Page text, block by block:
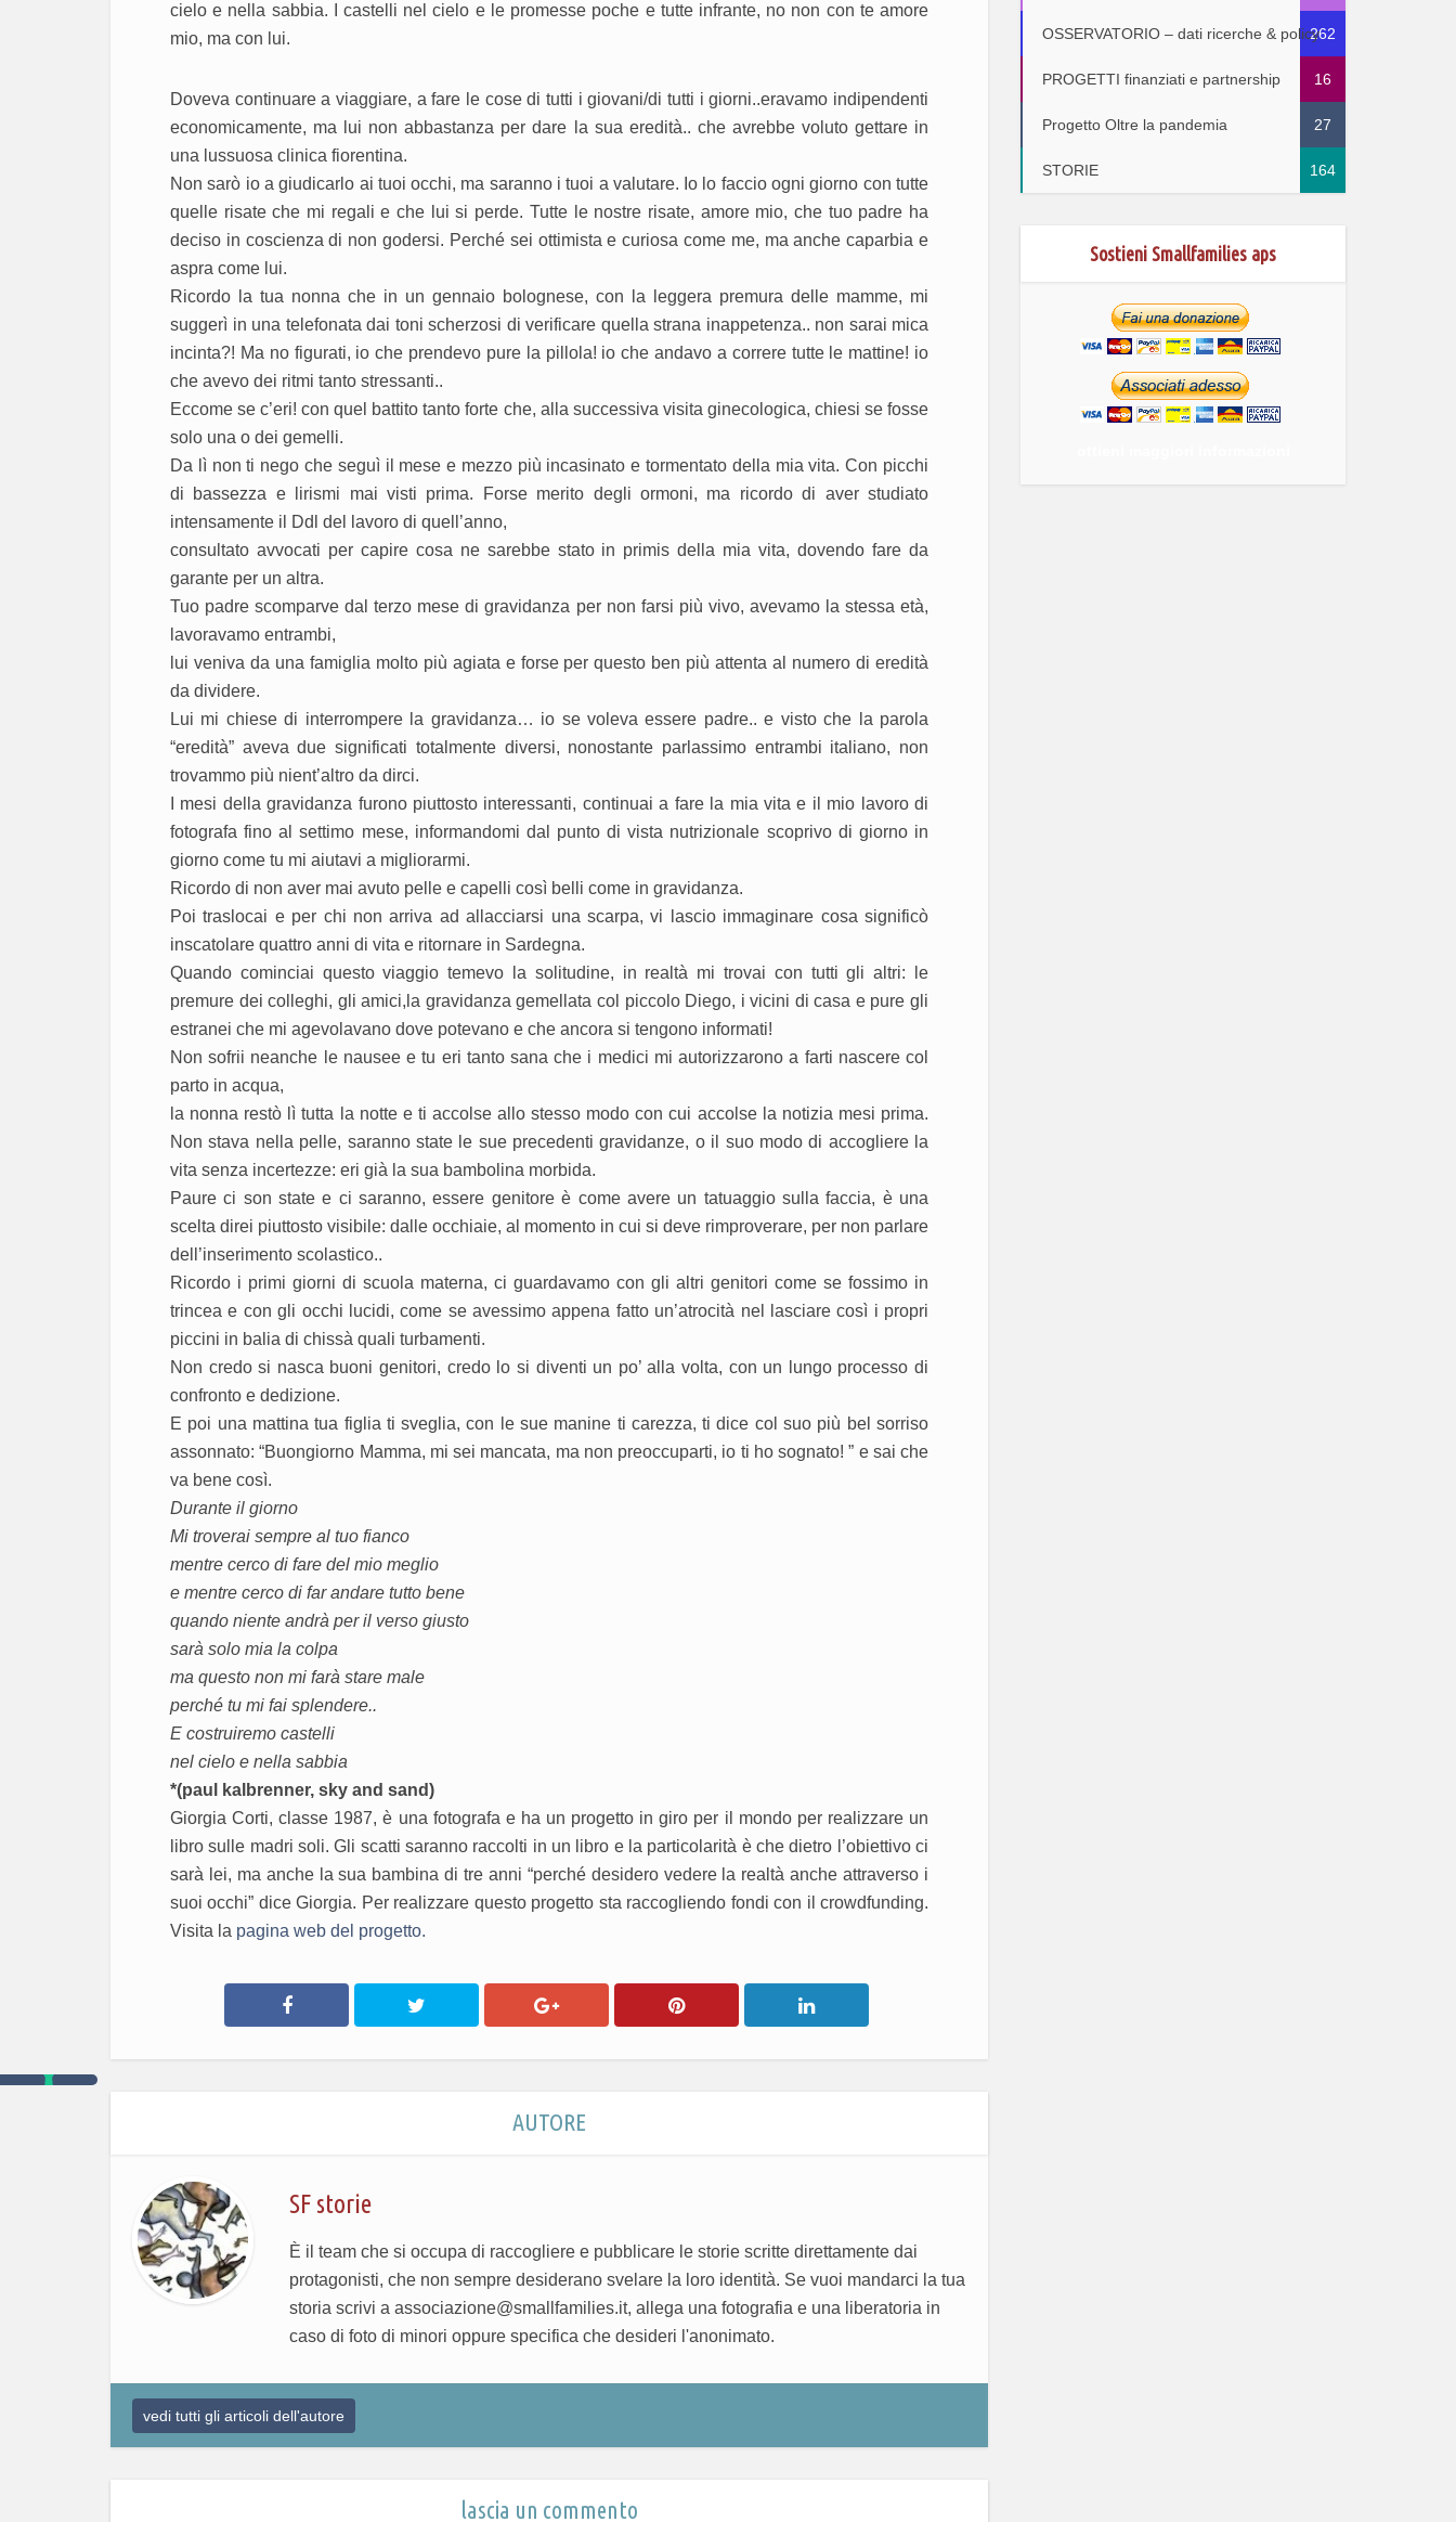
cielo e nella sabbia. I castelli nel cielo e le promesse poche e tutte infrante, no non con te amore
mio, ma con lui.
Doveva continuare a viaggiare, a fare le cose di tutti i giovani/di tutti i giorni..eravamo indipendenti
economicamente, ma lui non abbastanza per dare la sua eredità.. che avrebbe voluto gettare in
una lussuosa clinica fiorentina.
Non sarò io a giudicarlo ai tuoi occhi, ma saranno i tuoi a valutare. Io lo faccio ogni giorno con tutte
quelle risate che mi regali e che lui si perde. Tutte le nostre risate, amore mio, che tuo padre ha
deciso in coscienza di non godersi. Perché sei ottimista e curiosa come me, ma anche caparbia e
aspra come lui.
Ricordo la tua nonna che in un gennaio bolognese, con la leggera premura delle mamme, mi
suggerì in una telefonata dai toni scherzosi di verificare quella strana inappetenza.. non sarai mica
incinta?! Ma no figurati, io che prendevo pure la pillola! io che andavo a correre tutte le mattine! io
che avevo dei ritmi tanto stressanti..
Eccome se c’eri! con quel battito tanto forte che, alla successiva visita ginecologica, chiesi se fosse
solo una o dei gemelli.
Da lì non ti nego che seguì il mese e mezzo più incasinato e tormentato della mia vita. Con picchi
di bassezza e lirismi mai visti prima. Forse merito degli ormoni, ma ricordo di aver studiato
intensamente il Ddl del lavoro di quell’anno,
consultato avvocati per capire cosa ne sarebbe stato in primis della mia vita, dovendo fare da
garante per un altra.
Tuo padre scomparve dal terzo mese di gravidanza per non farsi più vivo, avevamo la stessa età,
lavoravamo entrambi,
lui veniva da una famiglia molto più agiata e forse per questo ben più attenta al numero di eredità
da dividere.
Lui mi chiese di interrompere la gravidanza… io se voleva essere padre.. e visto che la parola
“eredità” aveva due significati totalmente diversi, nonostante parlassimo entrambi italiano, non
trovammo più nient’altro da dirci.
I mesi della gravidanza furono piuttosto interessanti, continuai a fare la mia vita e il mio lavoro di
fotografa fino al settimo mese, informandomi dal punto di vista nutrizionale scoprivo di giorno in
giorno come tu mi aiutavi a migliorarmi.
Ricordo di non aver mai avuto pelle e capelli così belli come in gravidanza.
Poi traslocai e per chi non arriva ad allacciarsi una scarpa, vi lascio immaginare cosa significò
inscatolare quattro anni di vita e ritornare in Sardegna.
Quando cominciai questo viaggio temevo la solitudine, in realtà mi trovai con tutti gli altri: le
premure dei colleghi, gli amici,la gravidanza gemellata col piccolo Diego, i vicini di casa e pure gli
estranei che mi agevolavano dove potevano e che ancora si tengono informati!
Non sofrii neanche le nausee e tu eri tanto sana che i medici mi autorizzarono a farti nascere col
parto in acqua,
la nonna restò lì tutta la notte e ti accolse allo stesso modo con cui accolse la notizia mesi prima.
Non stava nella pelle, saranno state le sue precedenti gravidanze, o il suo modo di accogliere la
vita senza incertezze: eri già la sua bambolina morbida.
Paure ci son state e ci saranno, essere genitore è come avere un tatuaggio sulla faccia, è una
scelta direi piuttosto visibile: dalle occhiaie, al momento in cui si deve rimproverare, per non parlare
dell’inserimento scolastico..
Ricordo i primi giorni di scuola materna, ci guardavamo con gli altri genitori come se fossimo in
trincea e con gli occhi lucidi, come se avessimo appena fatto un’atrocità nel lasciare così i propri
piccini in balia di chissà quali turbamenti.
Non credo si nasca buoni genitori, credo lo si diventi un po’ alla volta, con un lungo processo di
confronto e dedizione.
E poi una mattina tua figlia ti sveglia, con le sue manine ti carezza, ti dice col suo più bel sorriso
assonnato: “Buongiorno Mamma, mi sei mancata, ma non preoccuparti, io ti ho sognato! ” e sai che
va bene così.
Durante il giorno
Mi troverai sempre al tuo fianco
mentre cerco di fare del mio meglio
e mentre cerco di far andare tutto bene
quando niente andrà per il verso giusto
sarà solo mia la colpa
ma questo non mi farà stare male
perché tu mi fai splendere..
E costruiremo castelli
nel cielo e nella sabbia
*(paul kalbrenner, sky and sand)
Giorgia Corti, classe 1987, è una fotografa e ha un progetto in giro per il mondo per realizzare un
libro sulle madri soli. Gli scatti saranno raccolti in un libro e la particolarità è che dietro l’obiettivo ci
sarà lei, ma anche la sua bambina di tre anni “perché desidero vedere la realtà anche attraverso i
suoi occhi” dice Giorgia. Per realizzare questo progetto sta raccogliendo fondi con il crowdfunding.
Visita la pagina web del progetto.
AUTORE
SF storie
È il team che si occupa di raccogliere e pubblicare le storie scritte direttamente dai
protagonisti, che non sempre desiderano svelare la loro identità. Se vuoi mandarci la tua
storia scrivi a associazione@smallfamilies.it, allega una fotografia e una liberatoria in
caso di foto di minori oppure specifica che desideri l'anonimato.
vedi tutti gli articoli dell'autore
lascia un commento
OSSERVATORIO – dati ricerche & policy262
PROGETTI finanziati e partnership 16
Progetto Oltre la pandemia 27
STORIE 164
Sostieni Smallfamilies aps